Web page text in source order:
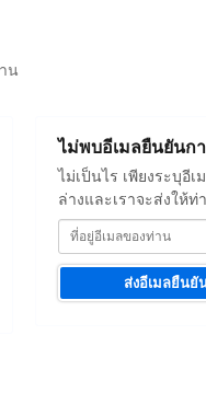
น
ไม่พบอีเมลยืนยันก
ไม่เป็นไร เพียงระบุอี
ล่างและเราจะส่งให้ท่
อีเมล
ส่งอีเมลยืนยั